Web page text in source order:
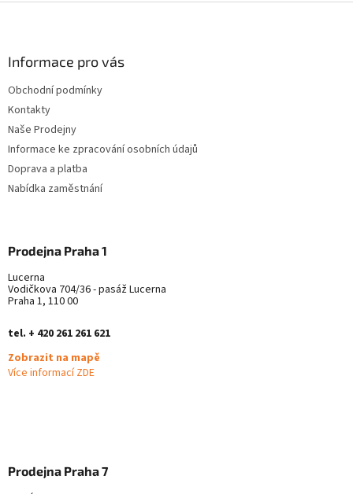
Informace pro vás
Obchodní podmínky
Kontakty
Naše Prodejny
Informace ke zpracování osobních údajů
Doprava a platba
Nabídka zaměstnání
Prodejna Praha 1
Lucerna
Vodičkova 704/36 - pasáž Lucerna
Praha 1, 110 00
tel. + 420 261 261 621
Zobrazit na mapě
Více informací ZDE
Prodejna Praha 7